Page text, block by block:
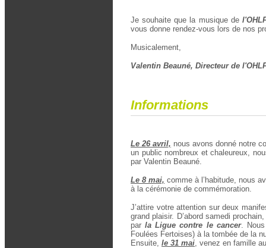
Je souhaite que la musique de
vous donne rendez-vous lors de nos
Musicalement,
Valentin Beauné, Directeur de
Informations
Le 26 avril, nous avons donné notre
un public nombreux et chaleureux,
par Valentin Beauné.
Le 8 mai, comme à l’habitude, nous
à la cérémonie de commémoration.
J’attire votre attention sur deux
grand plaisir. D’abord samedi
parla Ligue contre le cancer.
Foulées Fertoises) à la tombée de la
Ensuite, le 31 mai , venez en famille